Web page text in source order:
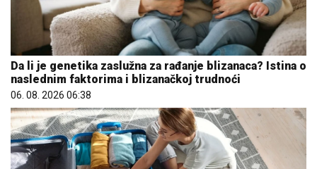
Da li je genetika zaslužna za rađanje blizanaca? Istina o
naslednim faktorima i blizanačkoj trudnoći
06. 08. 2026 06:38